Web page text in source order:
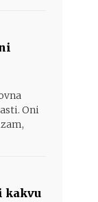
Oni
kakvu